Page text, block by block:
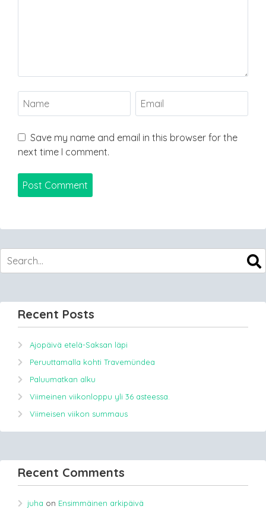
Save my name and email in this browser for the
next time I comment.
Recent Posts
Ajopäivä etelä-Saksan läpi
Peruuttamalla kohti Travemündea
Paluumatkan alku
Viimeinen viikonloppu yli 36 asteessa.
Viimeisen viikon summaus
Recent Comments
juha on Ensimmäinen arkipäivä